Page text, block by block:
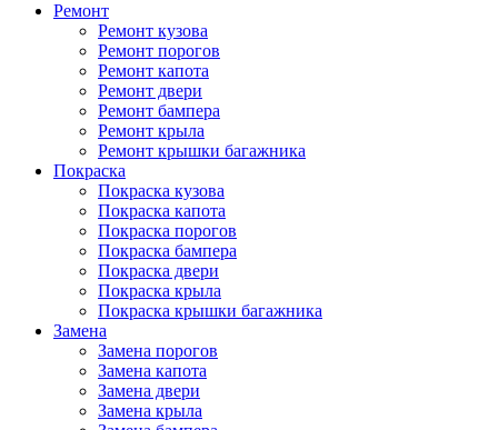
Ремонт
Ремонт кузова
Ремонт порогов
Ремонт капота
Ремонт двери
Ремонт бампера
Ремонт крыла
Ремонт крышки багажника
Покраска
Покраска кузова
Покраска капота
Покраска порогов
Покраска бампера
Покраска двери
Покраска крыла
Покраска крышки багажника
Замена
Замена порогов
Замена капота
Замена двери
Замена крыла